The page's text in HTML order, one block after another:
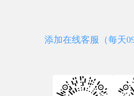
添加在线客服（每天